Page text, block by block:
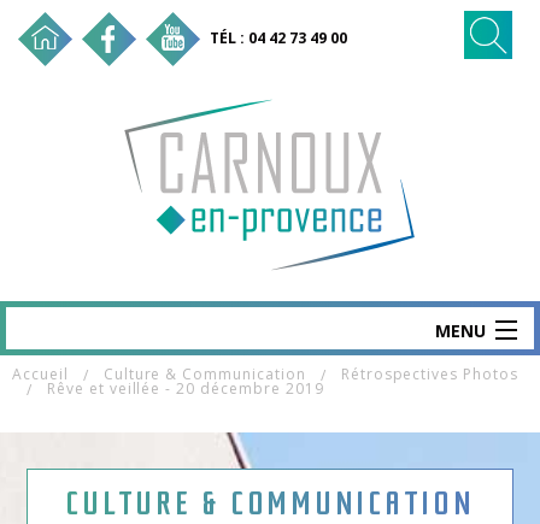
TÉL : 04 42 73 49 00
MENU
CARNOUX
MAIRIE & SERVICES
Accueil Culture & Communication Rétrospectives Photos
Rêve et veillée - 20 décembre 2019
CULTURE & COMMUNICATION